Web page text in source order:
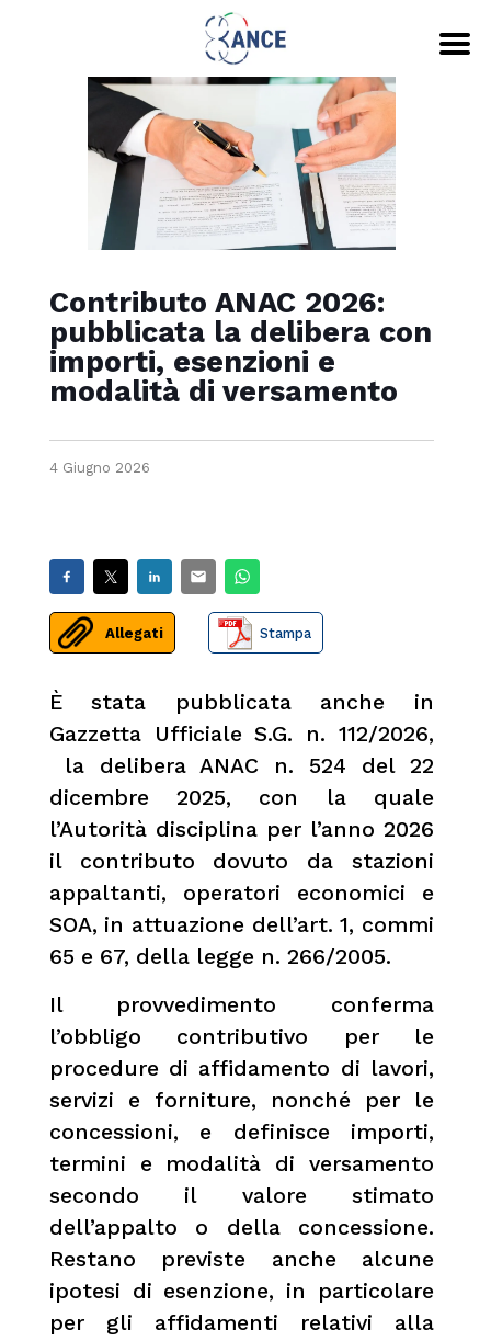
Contributo ANAC 2026:
pubblicata la delibera con
importi, esenzioni e
modalità di versamento
4 Giugno 2026
Allegati Stampa
È stata pubblicata anche in
Gazzetta Ufficiale S.G. n. 112/2026,
la delibera ANAC n. 524 del 22
dicembre 2025, con la quale
l’Autorità disciplina per l’anno 2026
il contributo dovuto da stazioni
appaltanti, operatori economici e
SOA, in attuazione dell’art. 1, commi
65 e 67, della legge n. 266/2005.
Il provvedimento conferma
l’obbligo contributivo per le
procedure di affidamento di lavori,
servizi e forniture, nonché per le
concessioni, e definisce importi,
termini e modalità di versamento
secondo il valore stimato
dell’appalto o della concessione.
Restano previste anche alcune
ipotesi di esenzione, in particolare
per gli affidamenti relativi alla